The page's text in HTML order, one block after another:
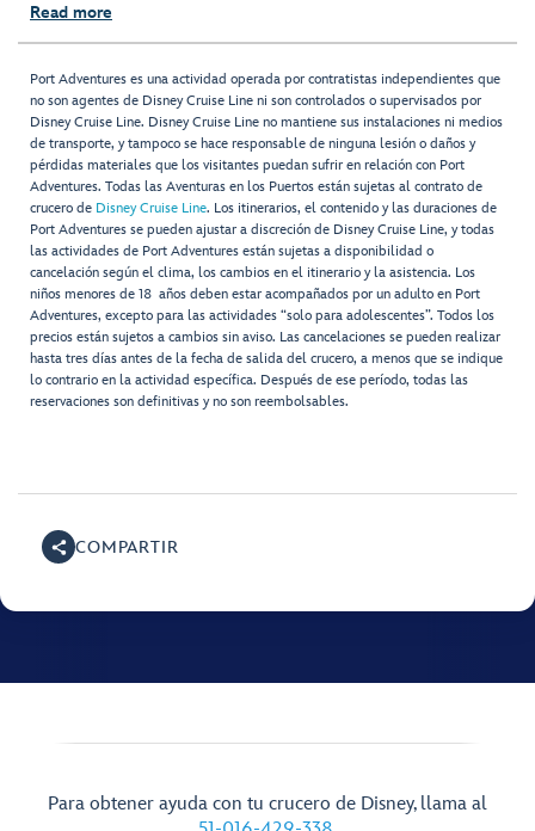
Read more
Port Adventures es una actividad operada por contratistas independientes que
no son agentes de Disney Cruise Line ni son controlados o supervisados por
Disney Cruise Line. Disney Cruise Line no mantiene sus instalaciones ni medios
de transporte, y tampoco se hace responsable de ninguna lesión o daños y
pérdidas materiales que los visitantes puedan sufrir en relación con Port
Adventures. Todas las Aventuras en los Puertos están sujetas al contrato de
crucero de Disney Cruise Line. Los itinerarios, el contenido y las duraciones de
Port Adventures se pueden ajustar a discreción de Disney Cruise Line, y todas
las actividades de Port Adventures están sujetas a disponibilidad o
cancelación según el clima, los cambios en el itinerario y la asistencia. Los
niños menores de 18 años deben estar acompañados por un adulto en Port
Adventures, excepto para las actividades “solo para adolescentes”. Todos los
precios están sujetos a cambios sin aviso. Las cancelaciones se pueden realizar
hasta tres días antes de la fecha de salida del crucero, a menos que se indique
lo contrario en la actividad específica. Después de ese período, todas las
reservaciones son definitivas y no son reembolsables.
COMPARTIR
Para obtener ayuda con tu crucero de Disney, llama al